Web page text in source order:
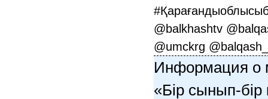
@balkhashtv
@umckrg
Информация о
«Бір сынып-бір